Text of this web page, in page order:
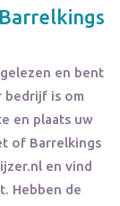
Barrelkings
gelezen en bent
bedrijf is om
en plaats uw
of Barrelkings
en vind
Hebben de